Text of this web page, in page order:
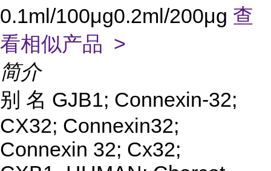
0.1ml/100μg0.2ml/200μg 查
看相似产品 >
简介
别 名 GJB1; Connexin-32;
CX32; Connexin32;
Connexin 32; Cx32;